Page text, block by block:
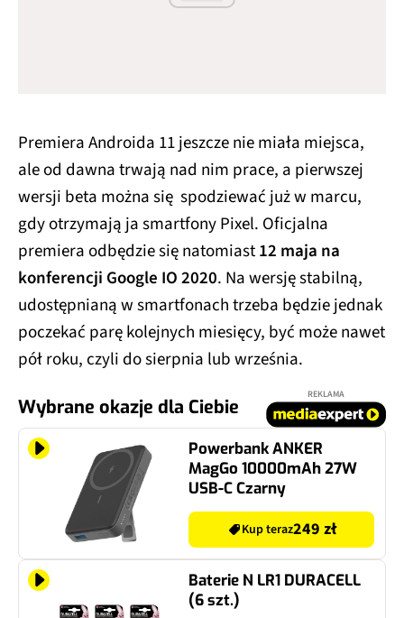
Premiera Androida 11 jeszcze nie miała miejsca,
ale od dawna trwają nad nim prace, a pierwszej
wersji beta można się spodziewać już w marcu,
gdy otrzymają ja smartfony Pixel. Oficjalna
premiera odbędzie się natomiast12 maja na
konferencji Google IO 2020. Na wersję stabilną,
udostępnianą w smartfonach trzeba będzie jednak
poczekać parę kolejnych miesięcy, być może nawet
pół roku, czyli do sierpnia lub września.
Wybrane okazje dla Ciebie
REKLAMA
Powerbank ANKER
MagGo 10000mAh 27W
USB-C Czarny
Kup teraz249 zł
Baterie N LR1 DURACELL
(6 szt.)